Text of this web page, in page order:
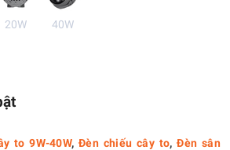
20W 40W
to 9W-40W,Đèn chiếu cây to,Đèn sân